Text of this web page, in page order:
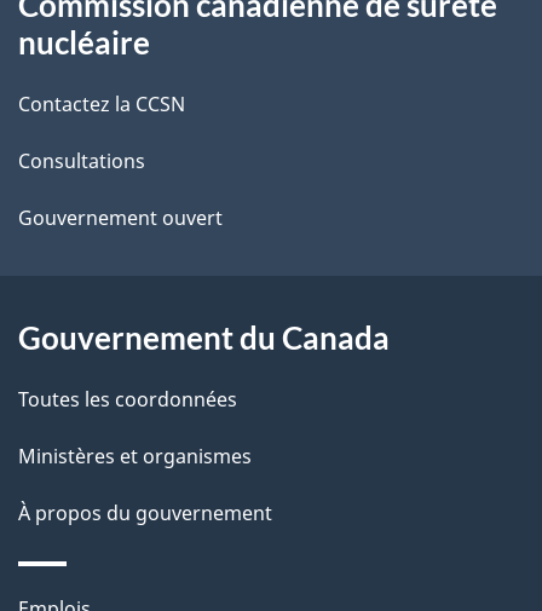
a
i
l
s
d
l
a
g
e
propos
ce
site
nucléaire
Contactez la CCSN
Consultations
Gouvernement ouvert
Gouvernement du Canada
Toutes les coordonnées
Ministères et organismes
À propos du gouvernement